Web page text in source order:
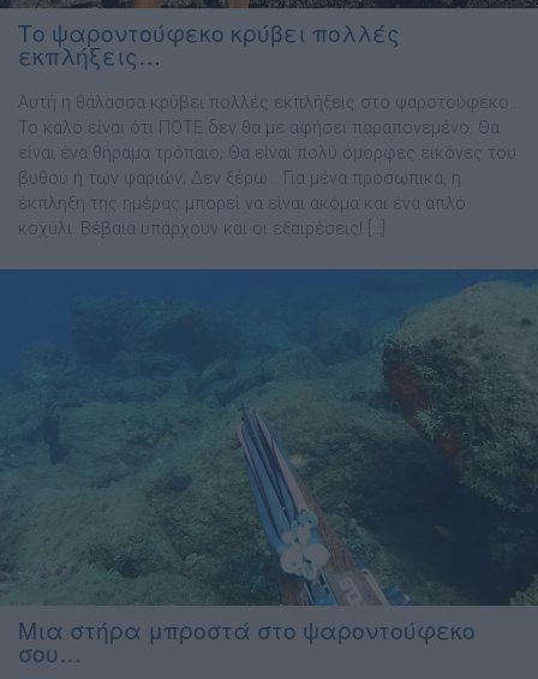
Το ψαροντούφεκο κρύβει πολλές
εκπλήξεις…
Αυτή η θάλασσα κρύβει πολλές εκπλήξεις στο ψαροτούφεκο…
Το καλό είναι ότι ΠΟΤΕ δεν θα με αφήσει παραπονεμένο. Θα
είναι ένα θήραμα τρόπαιο; Θα είναι πολύ όμορφες εικόνες του
βυθού ή των ψαριών; Δεν ξέρω… Για μένα προσωπικά, η
έκπληξη της ημέρας μπορεί να είναι ακόμα και ένα απλό
κοχύλι. Βέβαια υπάρχουν και οι εξαιρέσεις! […]
Μια στήρα μπροστά στο ψαροντούφεκο
σου…